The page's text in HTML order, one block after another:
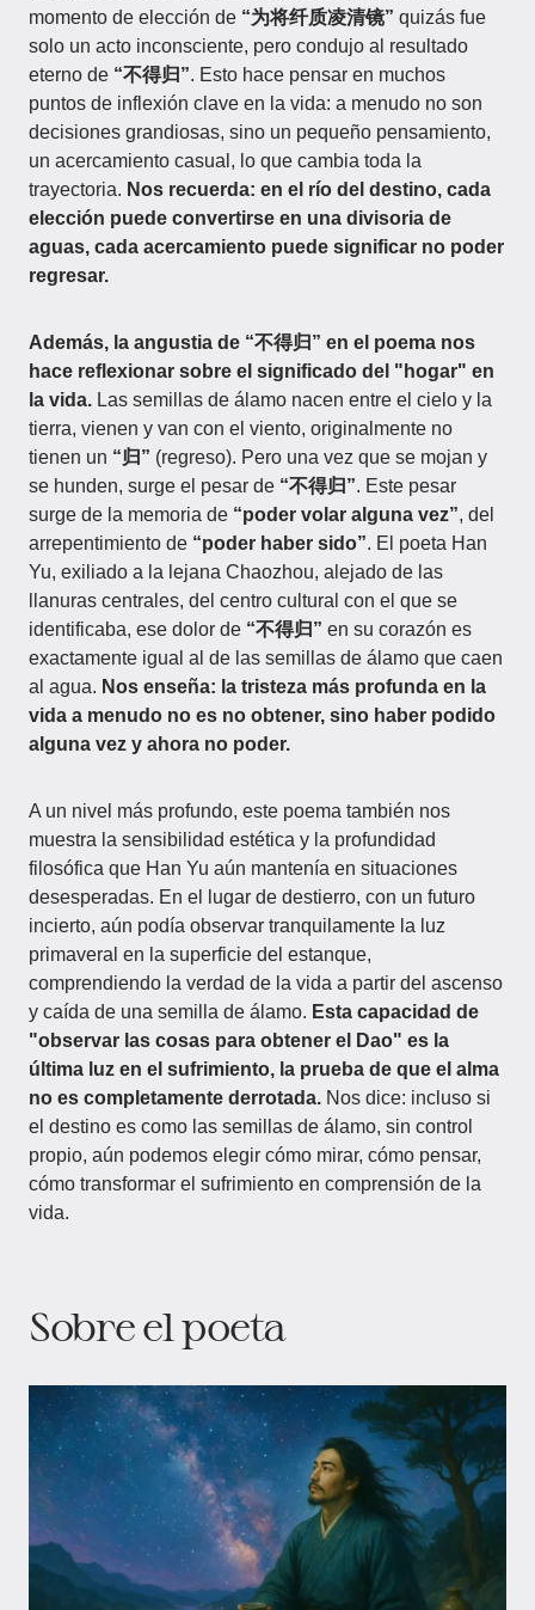
momento de elección de “为将纤质凌清镜” quizás fue
solo un acto inconsciente, pero condujo al resultado
eterno de “不得归”. Esto hace pensar en muchos
puntos de inflexión clave en la vida: a menudo no son
decisiones grandiosas, sino un pequeño pensamiento,
un acercamiento casual, lo que cambia toda la
trayectoria. Nos recuerda: en el río del destino, cada
elección puede convertirse en una divisoria de
aguas, cada acercamiento puede significar no poder
regresar.
Además, la angustia de “不得归” en el poema nos
hace reflexionar sobre el significado del "hogar" en
la vida. Las semillas de álamo nacen entre el cielo y la
tierra, vienen y van con el viento, originalmente no
tienen un “归” (regreso). Pero una vez que se mojan y
se hunden, surge el pesar de “不得归”. Este pesar
surge de la memoria de “poder volar alguna vez”, del
arrepentimiento de “poder haber sido”. El poeta Han
Yu, exiliado a la lejana Chaozhou, alejado de las
llanuras centrales, del centro cultural con el que se
identificaba, ese dolor de “不得归” en su corazón es
exactamente igual al de las semillas de álamo que caen
al agua. Nos enseña: la tristeza más profunda en la
vida a menudo no es no obtener, sino haber podido
alguna vez y ahora no poder.
A un nivel más profundo, este poema también nos
muestra la sensibilidad estética y la profundidad
filosófica que Han Yu aún mantenía en situaciones
desesperadas. En el lugar de destierro, con un futuro
incierto, aún podía observar tranquilamente la luz
primaveral en la superficie del estanque,
comprendiendo la verdad de la vida a partir del ascenso
y caída de una semilla de álamo. Esta capacidad de
"observar las cosas para obtener el Dao" es la
última luz en el sufrimiento, la prueba de que el alma
no es completamente derrotada. Nos dice: incluso si
el destino es como las semillas de álamo, sin control
propio, aún podemos elegir cómo mirar, cómo pensar,
cómo transformar el sufrimiento en comprensión de la
vida.
Sobre el poeta